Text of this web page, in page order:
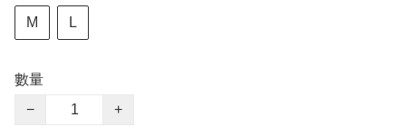
M L
數量
−
+